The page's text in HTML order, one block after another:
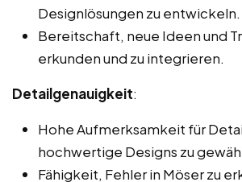
Designlösungen zu entwickeln.
Bereitschaft, neue Ideen und
erkunden und zu integrieren.
Detailgenauigkeit:
Hohe Aufmerksamkeit für
hochwertige Designs zu
Fähigkeit, Fehler in Möser zu